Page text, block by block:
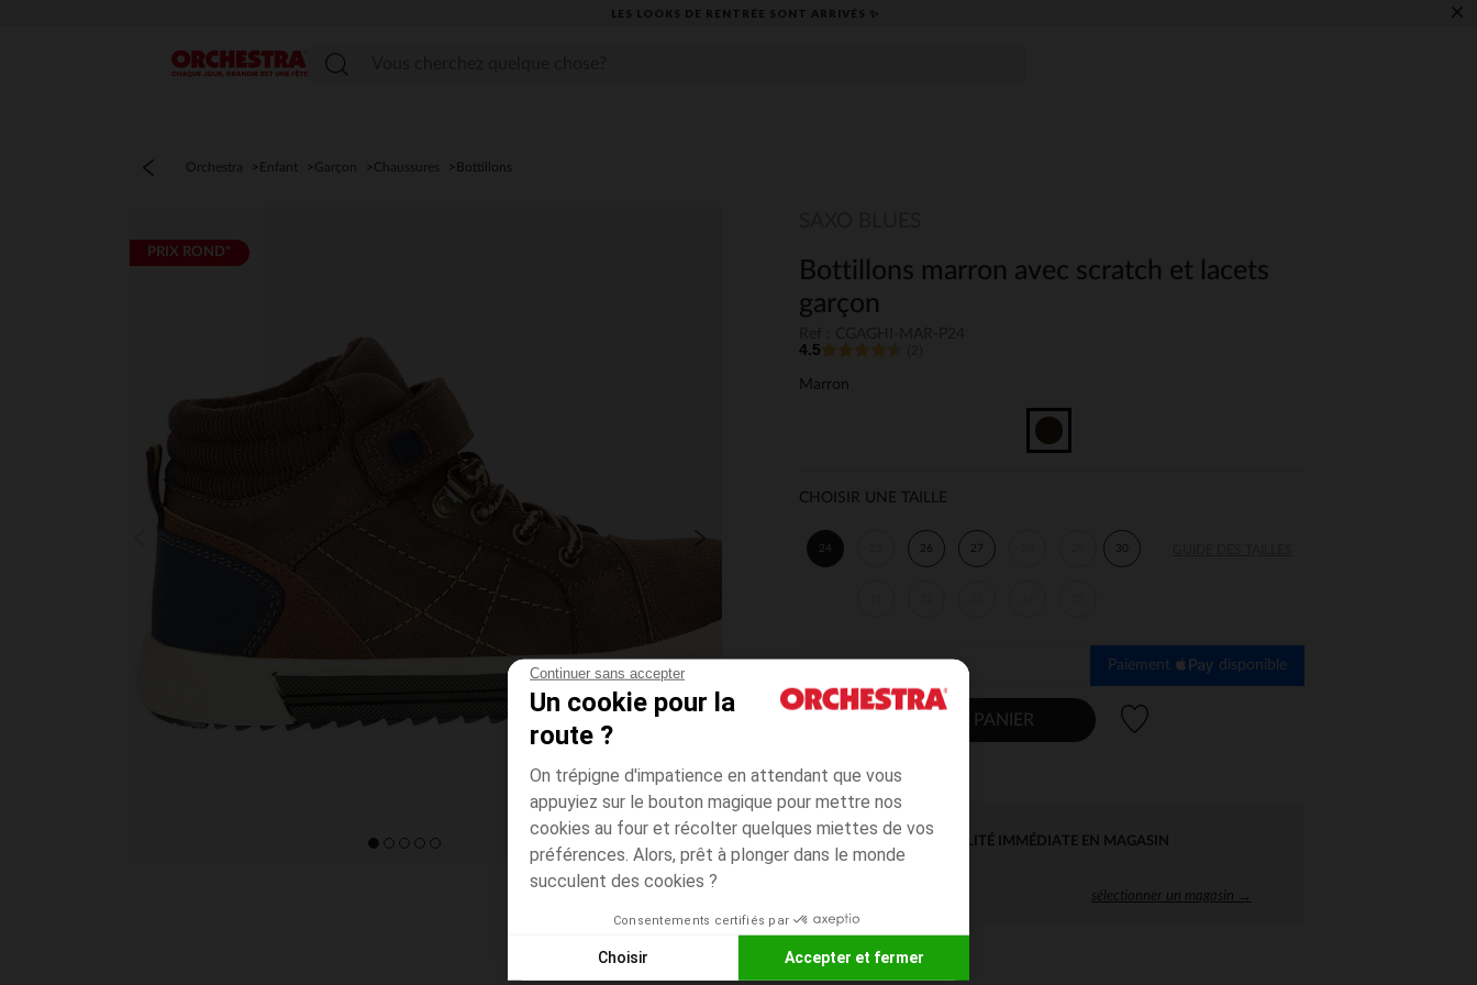
Continuer sans accepter
Un cookie pour la
route ?
On trépigne d'impatience en attendant que vous
appuyiez sur le bouton magique pour mettre nos
cookies au four et récolter quelques miettes de vos
préférences. Alors, prêt à plonger dans le monde
succulent des cookies ?
Consentements certifiés par
Choisir Accepter et fermer
LES LOOKS DE RENTRÉE SONT ARRIVÉS ✨ ×
Menu
Orchestra Enfant Garçon Chaussures Bottillons
PRIX ROND*
Bottillons marron avec scratch et lacets
garçon
4.5
Marron
CHOISIR UNE TAILLE
24 26 27 30
Paiement disponible
AJOUTER AU PANIER
DISPONIBILITÉ IMMÉDIATE EN MAGASIN
sélectionner un magasin →